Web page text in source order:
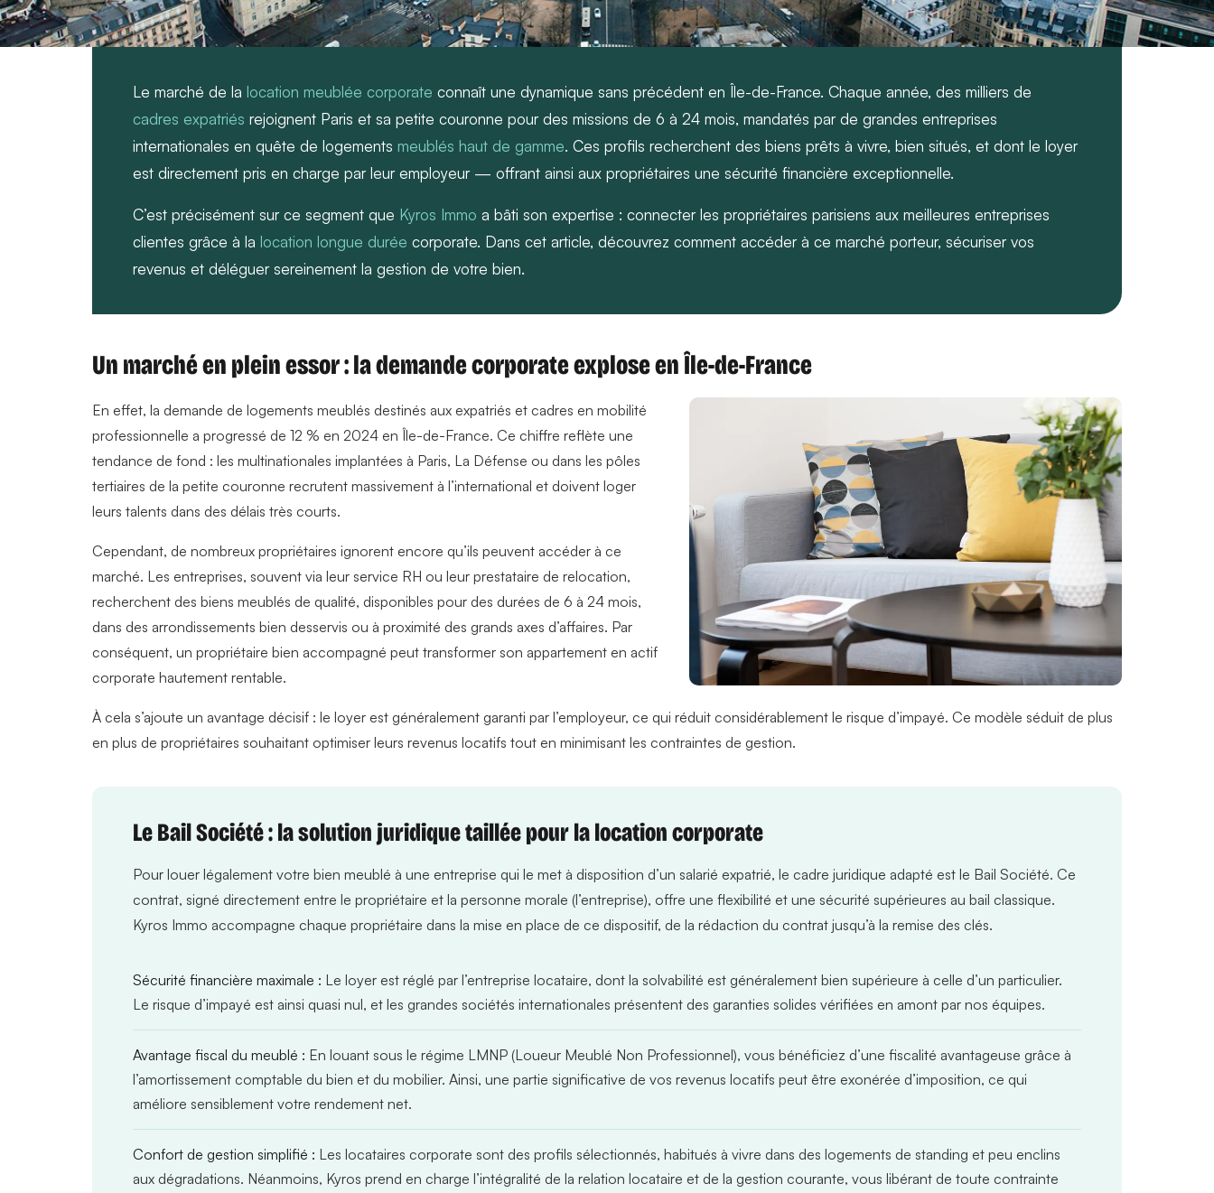
Le marché de la location meublée corporate connaît une dynamique sans précédent en Île-de-France. Chaque année, des milliers de
cadres expatriés rejoignent Paris et sa petite couronne pour des missions de 6 à 24 mois, mandatés par de grandes entreprises
internationales en quête de logements meublés haut de gamme. Ces profils recherchent des biens prêts à vivre, bien situés, et dont le loyer
est directement pris en charge par leur employeur — offrant ainsi aux propriétaires une sécurité financière exceptionnelle.
C’est précisément sur ce segment que Kyros Immo a bâti son expertise : connecter les propriétaires parisiens aux meilleures entreprises
clientes grâce à la location longue durée corporate. Dans cet article, découvrez comment accéder à ce marché porteur, sécuriser vos
revenus et déléguer sereinement la gestion de votre bien.
Un marché en plein essor : la demande corporate explose en Île-de-France
En effet, la demande de logements meublés destinés aux expatriés et cadres en mobilité
professionnelle a progressé de 12 % en 2024 en Île-de-France. Ce chiffre reflète une
tendance de fond : les multinationales implantées à Paris, La Défense ou dans les pôles
tertiaires de la petite couronne recrutent massivement à l’international et doivent loger
leurs talents dans des délais très courts.
Cependant, de nombreux propriétaires ignorent encore qu’ils peuvent accéder à ce
marché. Les entreprises, souvent via leur service RH ou leur prestataire de relocation,
recherchent des biens meublés de qualité, disponibles pour des durées de 6 à 24 mois,
dans des arrondissements bien desservis ou à proximité des grands axes d’affaires. Par
conséquent, un propriétaire bien accompagné peut transformer son appartement en actif
corporate hautement rentable.
À cela s’ajoute un avantage décisif : le loyer est généralement garanti par l’employeur, ce qui réduit considérablement le risque d’impayé. Ce modèle séduit de plus
en plus de propriétaires souhaitant optimiser leurs revenus locatifs tout en minimisant les contraintes de gestion.
Le Bail Société : la solution juridique taillée pour la location corporate
Pour louer légalement votre bien meublé à une entreprise qui le met à disposition d’un salarié expatrié, le cadre juridique adapté est le Bail Société. Ce
contrat, signé directement entre le propriétaire et la personne morale (l’entreprise), offre une flexibilité et une sécurité supérieures au bail classique.
Kyros Immo accompagne chaque propriétaire dans la mise en place de ce dispositif, de la rédaction du contrat jusqu’à la remise des clés.
Sécurité financière maximale : Le loyer est réglé par l’entreprise locataire, dont la solvabilité est généralement bien supérieure à celle d’un particulier.
Le risque d’impayé est ainsi quasi nul, et les grandes sociétés internationales présentent des garanties solides vérifiées en amont par nos équipes.
Avantage fiscal du meublé : En louant sous le régime LMNP (Loueur Meublé Non Professionnel), vous bénéficiez d’une fiscalité avantageuse grâce à
l’amortissement comptable du bien et du mobilier. Ainsi, une partie significative de vos revenus locatifs peut être exonérée d’imposition, ce qui
améliore sensiblement votre rendement net.
Confort de gestion simplifié : Les locataires corporate sont des profils sélectionnés, habitués à vivre dans des logements de standing et peu enclins
aux dégradations. Néanmoins, Kyros prend en charge l’intégralité de la relation locataire et de la gestion courante, vous libérant de toute contrainte